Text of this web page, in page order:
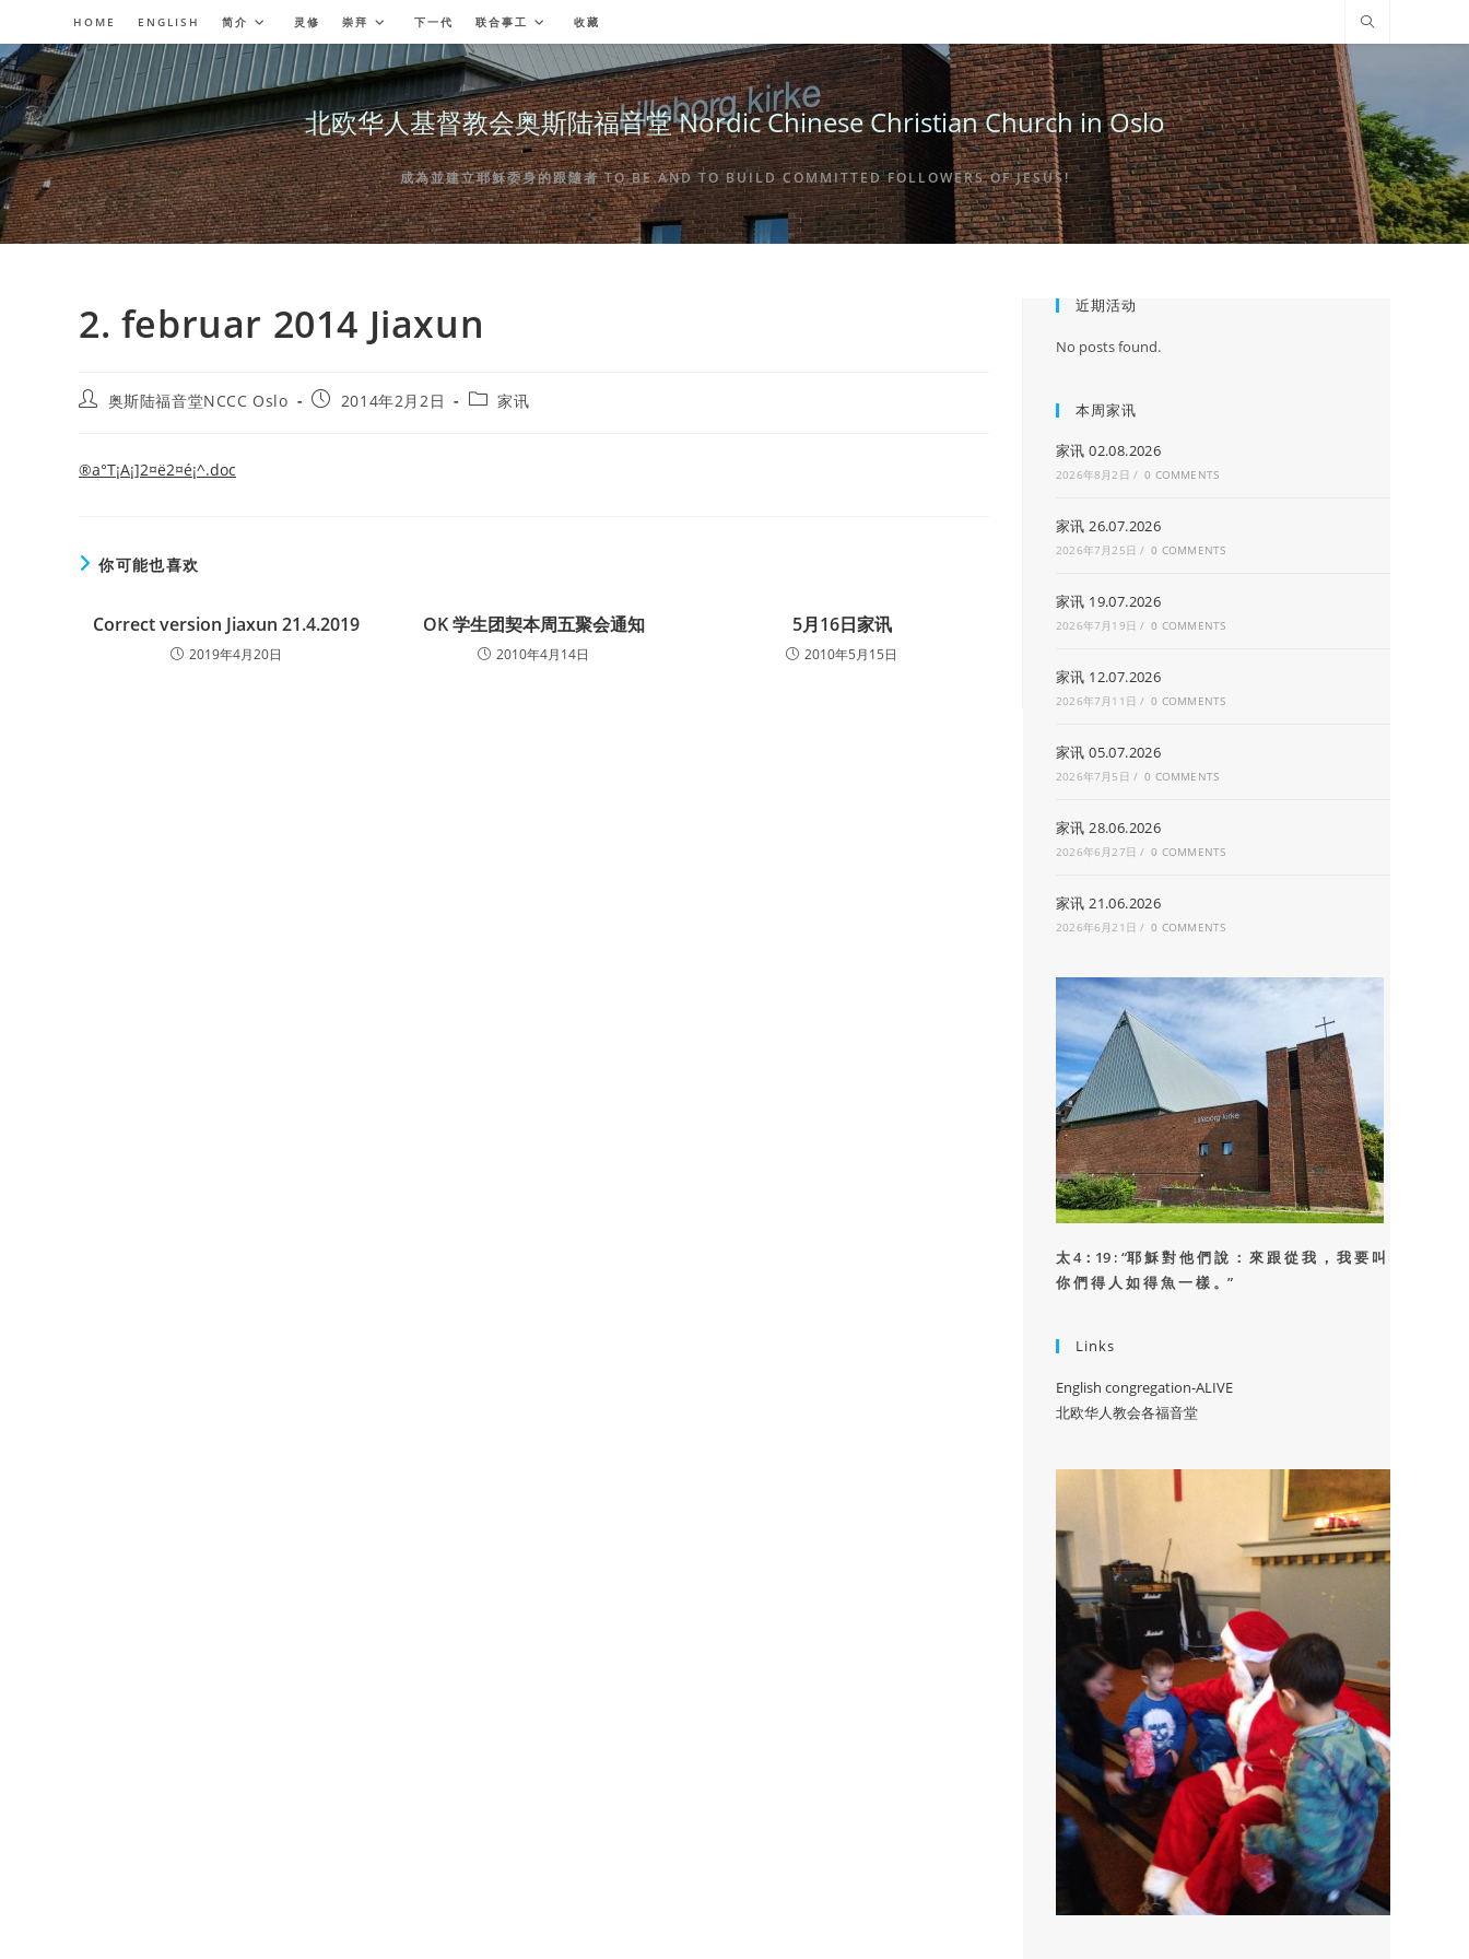
to
content
HOME ENGLISH 简介 灵修 崇拜 下一代 联合事工 收藏
北欧华人基督教会奥斯陆福音堂 Nordic Chinese Christian Church in Oslo
成為並建立耶穌委身的跟隨者 TO BE AND TO BUILD COMMITTED FOLLOWERS OF JESUS!
2. februar 2014 Jiaxun
Post奥斯陆福音堂NCCC Oslo
Post2014年2月2日
Post家讯
®a°T¡A¡]2¤ë2¤é¡^.doc
你可能也喜欢
Correct version Jiaxun 21.4.2019
2019年4月20日
OK 学生团契本周五聚会通知
2010年4月14日
5月16日家讯
2010年5月15日
近期活动
No posts found.
本周家讯
家讯 02.08.2026
2026年8月2日 / 0 COMMENTS
家讯 26.07.2026
2026年7月25日 / 0 COMMENTS
家讯 19.07.2026
2026年7月19日 / 0 COMMENTS
家讯 12.07.2026
2026年7月11日 / 0 COMMENTS
家讯 05.07.2026
2026年7月5日 / 0 COMMENTS
家讯 28.06.2026
2026年6月27日 / 0 COMMENTS
家讯 21.06.2026
2026年6月21日 / 0 COMMENTS
太 4：19 : “耶 穌 對 他 們 說 ： 來 跟 從 我 ， 我 要 叫
你 們 得 人 如 得 魚 一 樣 。”
Links
English congregation-ALIVE
北欧华人教会各福音堂